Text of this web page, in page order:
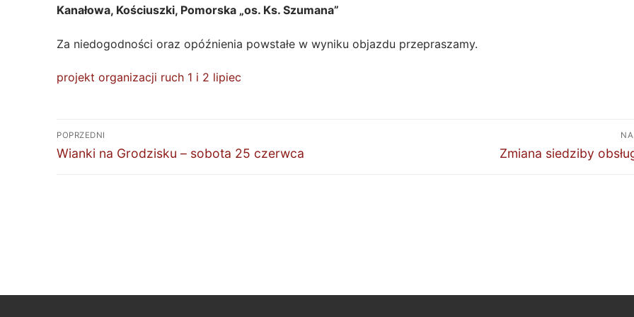
Kanałowa, Kościuszki, Pomorska „os. Ks. Szumana”
Za niedogodności oraz opóźnienia powstałe w wyniku objazdu przepraszamy.
projekt organizacji ruch 1 i 2 lipiec
Nawigacja
wpisu
POPRZEDNI
Poprzedni
Wianki na Grodzisku – sobota 25 czerwca
Następny
Zmiana siedziby